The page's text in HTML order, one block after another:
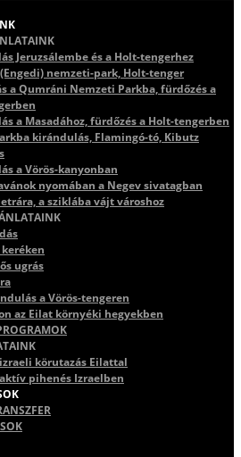
Jeruzsálembe és a Holt-tengerhez
nemzeti-park, Holt-tenger
a Qumráni Nemzeti Parkba, fürdőzés a
a Masadához, fürdőzés a Holt-tengerben
kirándulás, Flamingó-tó, Kibutz
a Vörös-kanyonban
nyomában a Negev sivatagban
a sziklába vájt városhoz
ugrás
a Vörös-tengeren
az Eilat környéki hegyekben
körutazás Eilattal
pihenés Izraelben